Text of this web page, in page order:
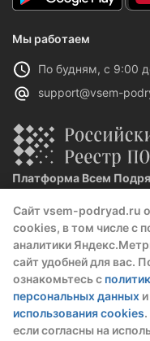
Сайт vsem-podryad.ru
cookies, в том числе с
аналитики
сайт удобней для вас.
ознакомьтесь с
персональных данных и
использования cookies
если согласны на
Мы работаем
По будням, с 9:00
support@vsem-
Платформа Всем
Реестровая запись №32021
Политика
О компании